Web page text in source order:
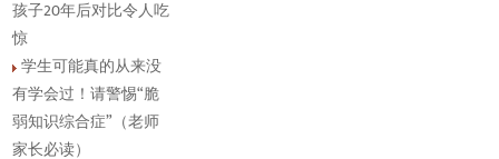
孩子20年后对比令人吃
惊
学生可能真的从来没
有学会过！请警惕“脆
弱知识综合症”（老师
家长必读）